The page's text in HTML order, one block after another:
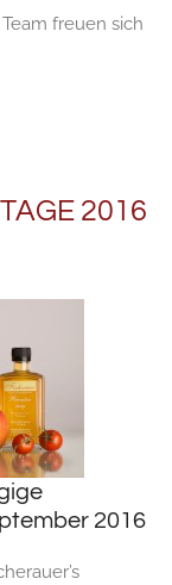
freuen sich
2016
2016